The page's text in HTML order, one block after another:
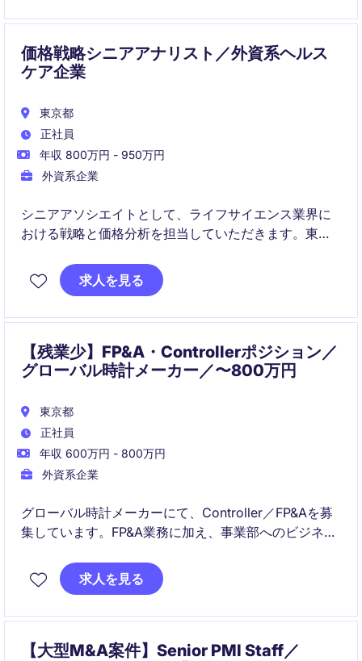
価格戦略シニアアナリスト／外資系ヘルス
ケア企業
東京都
正社員
年収 800万円 - 950万円
外資系企業
シニアアソシエイトとして、ライフサイエンス業界に
おける戦略と価格分析を担当していただきます。東京
ビジネスの意思決定を支援する役割を担います。
求人を見る
【残業少】FP&A・Controllerポジション／
グローバル時計メーカー／〜800万円
東京都
正社員
年収 600万円 - 800万円
外資系企業
グローバル時計メーカーにて、Controller／FP&Aを募
集しています。FP&A業務に加え、事業部へのビジネス
ス経験を積めるポジションです。
求人を見る
【大型M&A案件】Senior PMI Staff／